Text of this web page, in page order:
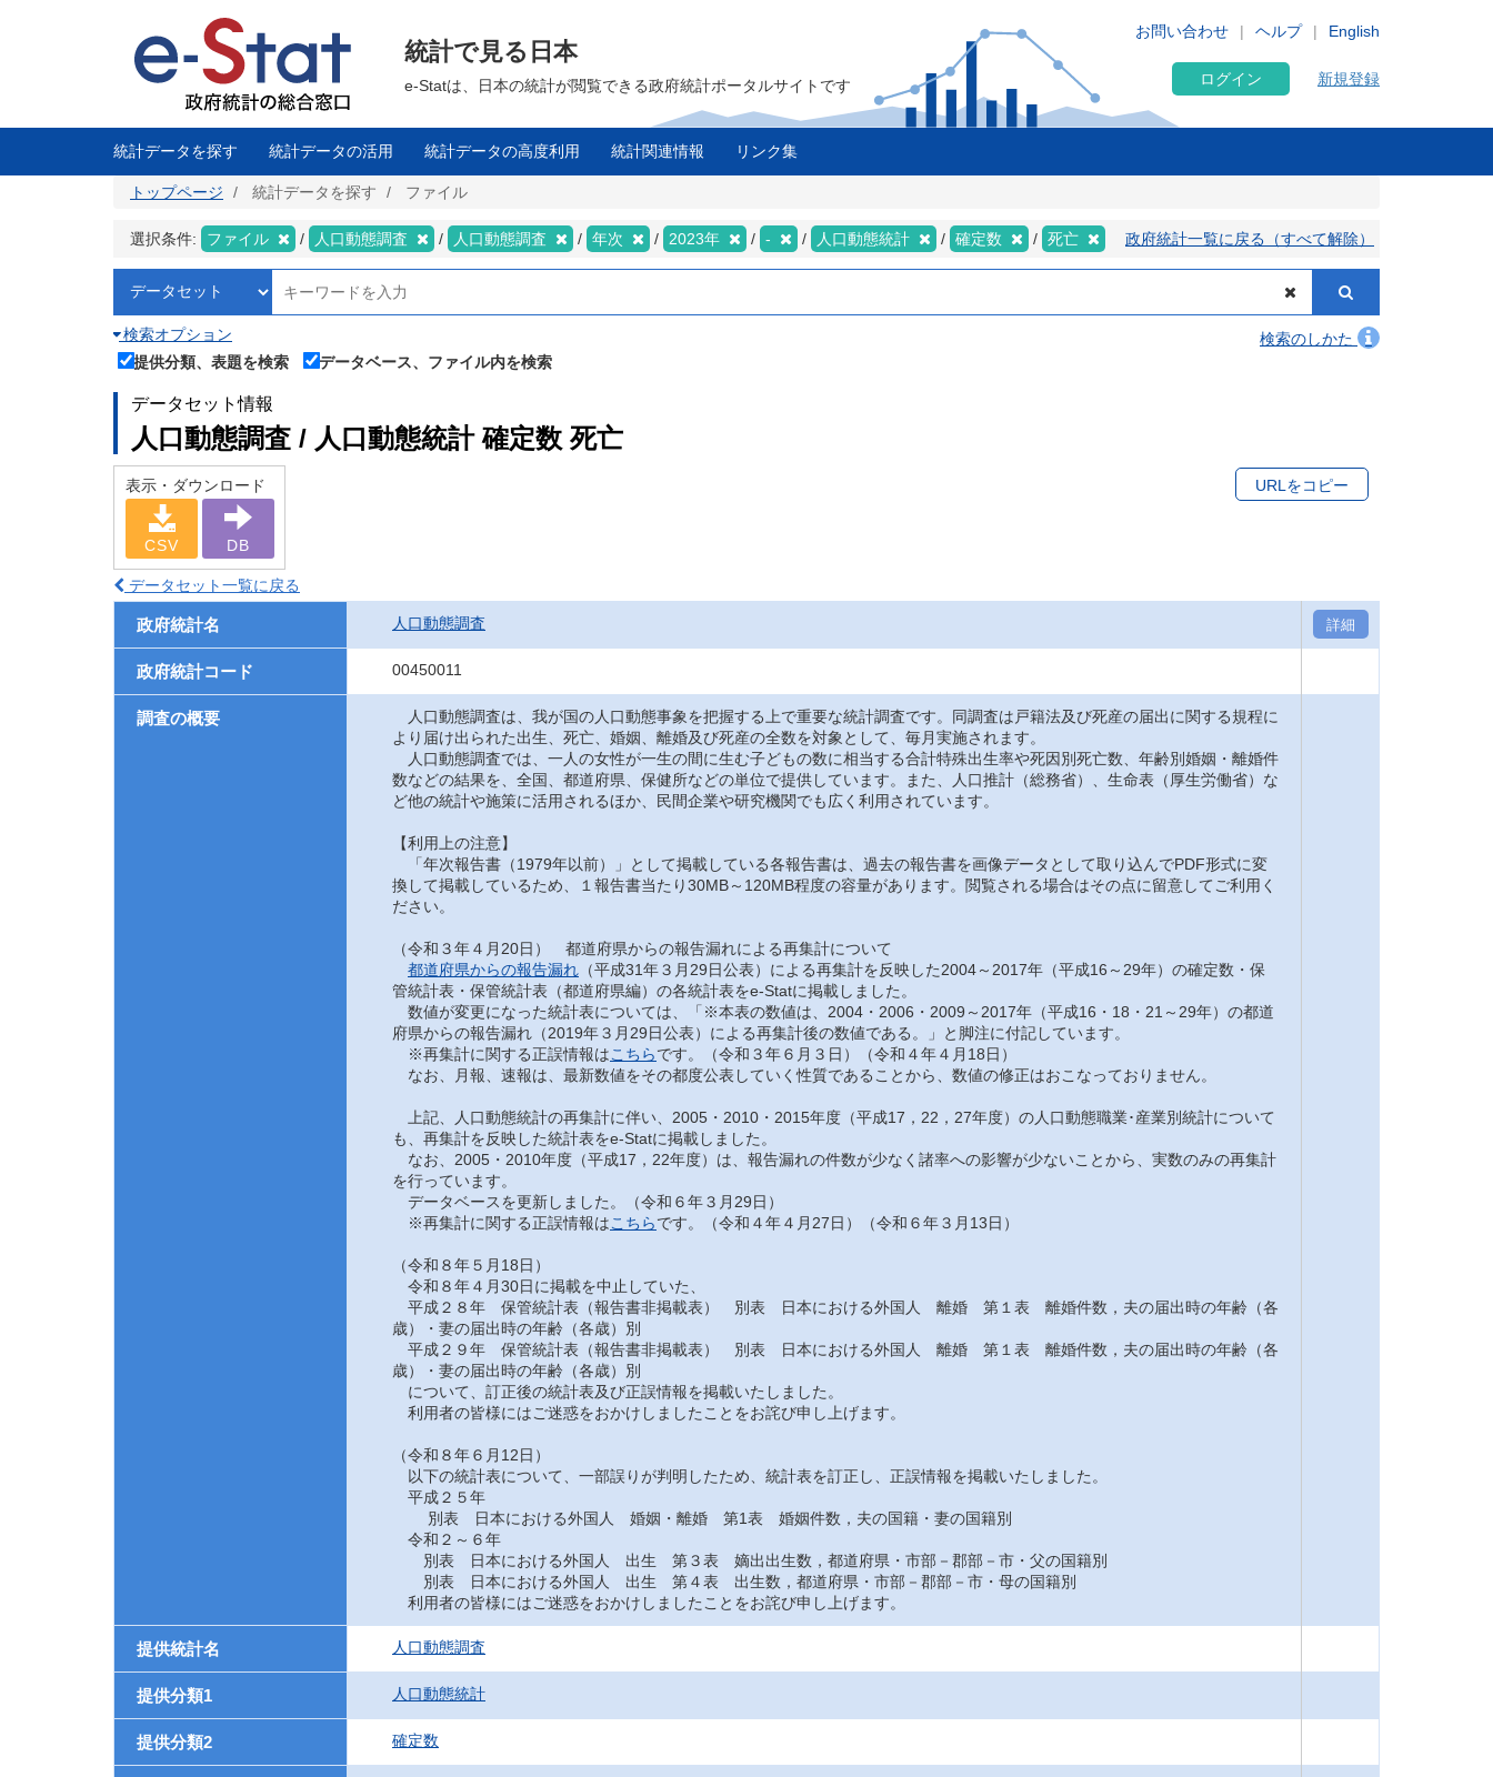
に
English
お問い合わせ ヘルプ
統計で見る日本
e-Statは、日本の統計が閲覧できる政府統計ポータルサイトです ログイン 新規登録
統計データを探す 統計データの活用 統計データの高度利用 統計関連情報 リンク集
トップページ 統計データを探す ファイル
選択条件: ファイル 人口動態調査 人口動態調査 年次 2023年 - 人口動態統計 確定数 死亡 政府統計一覧に戻る（すべて解除）
検索オプション
検索のしかた
提供分類、表題を検索
データベース、ファイル内を検索
データセット情報
人口動態調査 / 人口動態統計 確定数 死亡
表示・ダウンロード
CSV DB
URLをコピー
データセット一覧に戻る
政府統計名 人口動態調査 詳細
政府統計コード 00450011
調査の概要
人口動態調査は、我が国の人口動態事象を把握する上で重要な統計調査です。同調査は戸籍法及び死産の届出に関する規程に
より届け出られた出生、死亡、婚姻、離婚及び死産の全数を対象として、毎月実施されます。
人口動態調査では、一人の女性が一生の間に生む子どもの数に相当する合計特殊出生率や死因別死亡数、年齢別婚姻・離婚件
数などの結果を、全国、都道府県、保健所などの単位で提供しています。また、人口推計（総務省）、生命表（厚生労働省）な
ど他の統計や施策に活用されるほか、民間企業や研究機関でも広く利用されています。
【利用上の注意】
「年次報告書（1979年以前）」として掲載している各報告書は、過去の報告書を画像データとして取り込んでPDF形式に変
換して掲載しているため、１報告書当たり30MB～120MB程度の容量があります。閲覧される場合はその点に留意してご利用く
ださい。
（令和３年４月20日） 都道府県からの報告漏れによる再集計について
都道府県からの報告漏れ （平成31年３月29日公表）による再集計を反映した2004～2017年（平成16～29年）の確定数・保
管統計表・保管統計表（都道府県編）の各統計表をe-Statに掲載しました。
数値が変更になった統計表については、「※本表の数値は、2004・2006・2009～2017年（平成16・18・21～29年）の都道
府県からの報告漏れ（2019年３月29日公表）による再集計後の数値である。」と脚注に付記しています。
※再集計に関する正誤情報はこちらです。（令和３年６月３日）（令和４年４月18日）
なお、月報、速報は、最新数値をその都度公表していく性質であることから、数値の修正はおこなっておりません。
上記、人口動態統計の再集計に伴い、2005・2010・2015年度（平成17，22，27年度）の人口動態職業･産業別統計について
も、再集計を反映した統計表をe-Statに掲載しました。
なお、2005・2010年度（平成17，22年度）は、報告漏れの件数が少なく諸率への影響が少ないことから、実数のみの再集計
を行っています。
データベースを更新しました。（令和６年３月29日）
※再集計に関する正誤情報はこちらです。（令和４年４月27日）（令和６年３月13日）
（令和８年５月18日）
令和８年４月30日に掲載を中止していた、
平成２８年 保管統計表（報告書非掲載表） 別表 日本における外国人 離婚 第１表 離婚件数，夫の届出時の年齢（各
歳）・妻の届出時の年齢（各歳）別
平成２９年 保管統計表（報告書非掲載表） 別表 日本における外国人 離婚 第１表 離婚件数，夫の届出時の年齢（各
歳）・妻の届出時の年齢（各歳）別
について、訂正後の統計表及び正誤情報を掲載いたしました。
利用者の皆様にはご迷惑をおかけしましたことをお詫び申し上げます。
（令和８年６月12日）
以下の統計表について、一部誤りが判明したため、統計表を訂正し、正誤情報を掲載いたしました。
平成２５年
別表 日本における外国人 婚姻・離婚 第1表 婚姻件数，夫の国籍・妻の国籍別
令和２～６年
別表 日本における外国人 出生 第３表 嫡出出生数，都道府県・市部－郡部－市・父の国籍別
別表 日本における外国人 出生 第４表 出生数，都道府県・市部－郡部－市・母の国籍別
利用者の皆様にはご迷惑をおかけしましたことをお詫び申し上げます。
提供統計名 人口動態調査
提供分類1 人口動態統計
提供分類2 確定数